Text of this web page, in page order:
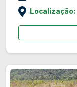
Localização: